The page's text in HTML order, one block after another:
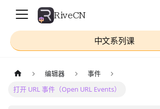
RiveCN
中文系列课
编辑器
事件
打开 URL 事件（Open URL Events）